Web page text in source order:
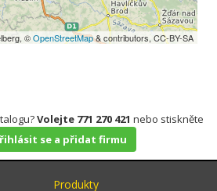
©OpenStreetMap& contributors, CC-BY-SA
Volejte 771 270 421 nebo stiskněte
se a přidat firmu
Produkty